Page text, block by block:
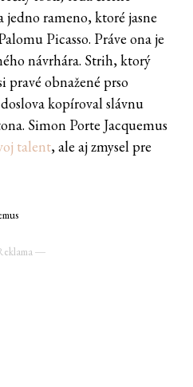
jedno rameno, ktoré jasne
Picasso. Práve ona je
návrhára. Strih, ktorý
obnažené prso
kopíroval slávnu
Simon Porte Jacquemus
talent, ale aj zmysel pre
―